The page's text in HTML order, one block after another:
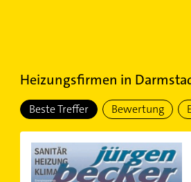
Heizungsfirmen in
Beste Treffer Bewertung